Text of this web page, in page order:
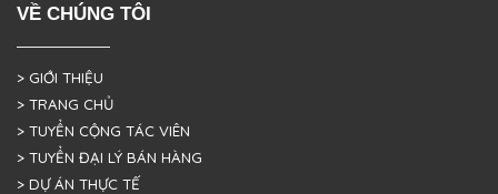
VỀ CHÚNG TÔI
> GIỚI THIỆU
> TRANG CHỦ
> TUYỂN CỘNG TÁC VIÊN
> TUYỂN ĐẠI LÝ BÁN HÀNG
> DỰ ÁN THỰC TẾ